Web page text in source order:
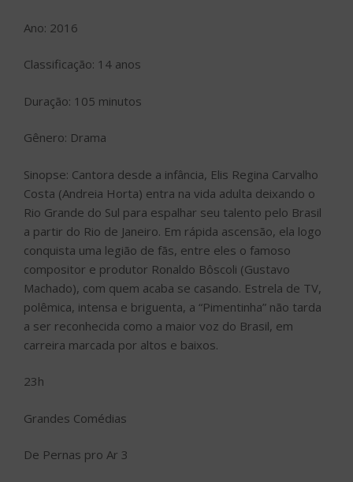
Ano: 2016
Classificação: 14 anos
Duração: 105 minutos
Gênero: Drama
Sinopse: Cantora desde a infância, Elis Regina Carvalho
Costa (Andreia Horta) entra na vida adulta deixando o
Rio Grande do Sul para espalhar seu talento pelo Brasil
a partir do Rio de Janeiro. Em rápida ascensão, ela logo
conquista uma legião de fãs, entre eles o famoso
compositor e produtor Ronaldo Bôscoli (Gustavo
Machado), com quem acaba se casando. Estrela de TV,
polêmica, intensa e briguenta, a “Pimentinha” não tarda
a ser reconhecida como a maior voz do Brasil, em
carreira marcada por altos e baixos.
23h
Grandes Comédias
De Pernas pro Ar 3